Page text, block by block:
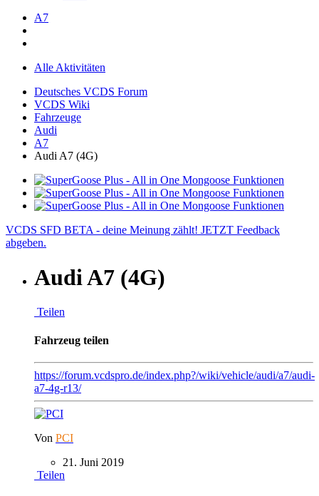
A7
Alle Aktivitäten
Deutsches VCDS Forum
VCDS Wiki
Fahrzeuge
Audi
A7
Audi A7 (4G)
VCDS SFD BETA - deine Meinung zählt! JETZT Feedback
abgeben.
Audi A7 (4G)
Teilen
Fahrzeug teilen
https://forum.vcdspro.de/index.php?/wiki/vehicle/audi/a7/audi-
a7-4g-r13/
Von PCI
21. Juni 2019
Teilen